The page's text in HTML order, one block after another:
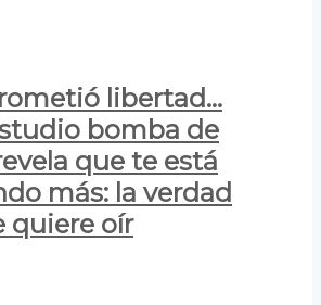
libertad…
bomba de
que te está
más: la verdad
quiere oír